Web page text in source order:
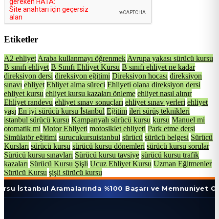
Etiketler
A2 ehliyet Araba kullanmayı öğrenmek Avrupa yakası sürücü kursu
B sınıfı ehliyet B Sınıfı Ehliyet Kursu B sınıfı ehliyet ne kadar
direksiyon dersi direksiyon eğitimi Direksiyon hocası direksiyon
sınavı ehliyet Ehliyet alma süreci Ehliyeti olana direksiyon dersi
ehliyet kursu ehliyet kursu kazaları önleme ehliyet nasıl alınır
Ehliyet randevu ehliyet sınav sonuçları ehliyet sınav yerleri ehliyet
yaşı En iyi sürücü kursu İstanbul Eğitim ileri sürüş teknikleri
istanbul sürücü kursu Kampanyalı sürücü kursu kursu Manuel mi
otomatik mi Motor Ehliyeti motosiklet ehliyeti Park etme dersi
Simülatör eğitimi surucukursuistanbul sürücü sürücü belgesi Sürücü
Kursları sürücü kursu sürücü kursu dönemleri sürücü kursu sorular
Sürücü kursu sınavları Sürücü kursu tavsiye sürücü kursu trafik
kazaları Sürücü Kursu Şişli Ucuz Ehliyet Kursu Uzman Eğitmenler
Sürücü Kursu şişli sürücü kursu
Aramalarında %100 Başarı ve Memnuniyet Oranı